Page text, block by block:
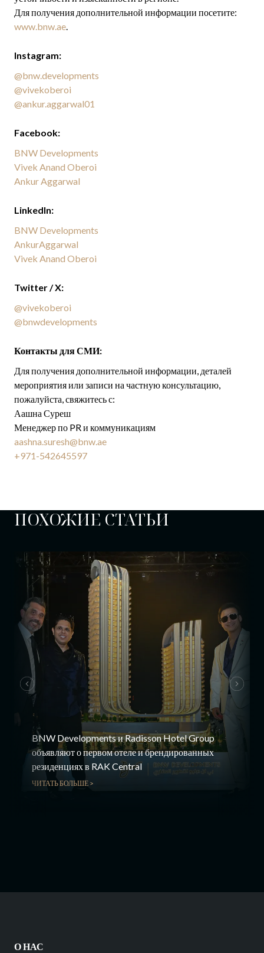
Для получения дополнительной информации посетите:
www.bnw.ae
Instagram:
@bnw.developments
@vivekoberoi
@ankur.aggarwal01
Facebook:
BNW Developments
Vivek Anand Oberoi
Ankur Aggarwal
LinkedIn:
BNW Developments
AnkurAggarwal
Vivek Anand Oberoi
Twitter / X:
@vivekoberoi
@bnwdevelopments
Контакты для СМИ:
Для получения дополнительной информации, деталей
мероприятия или записи на частную консультацию,
пожалуйста, свяжитесь с:
Аашна Суреш
Менеджер по PR и коммуникациям
aashna.suresh@bnw.ae
+971-542645597
ПОХОЖИЕ СТАТЬИ
BNW Developments и Radisson Hotel Group
объявляют о первом отеле и брендированных
резиденциях в RAK Central
ЧИТАТЬ БОЛЬШЕ >
О НАС